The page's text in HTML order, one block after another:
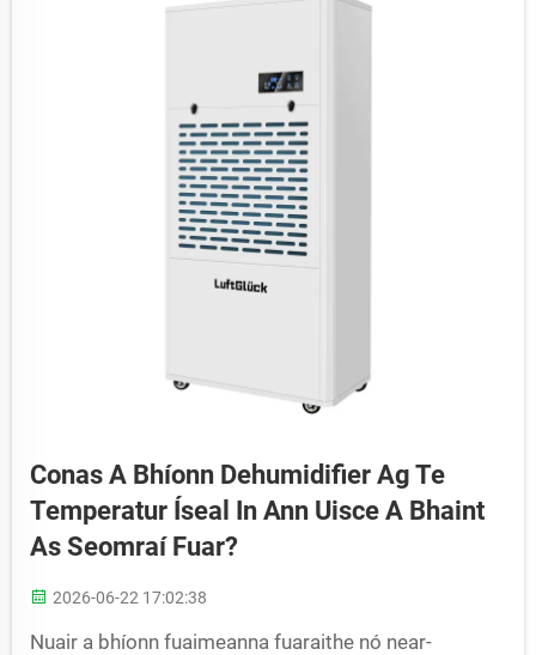
Conas A Bhíonn Dehumidifier Ag Te
Temperatur Íseal In Ann Uisce A Bhaint
As Seomraí Fuar?
2026-06-22 17:02:38
Nuair a bhíonn fuaimeanna fuaraithe nó near-